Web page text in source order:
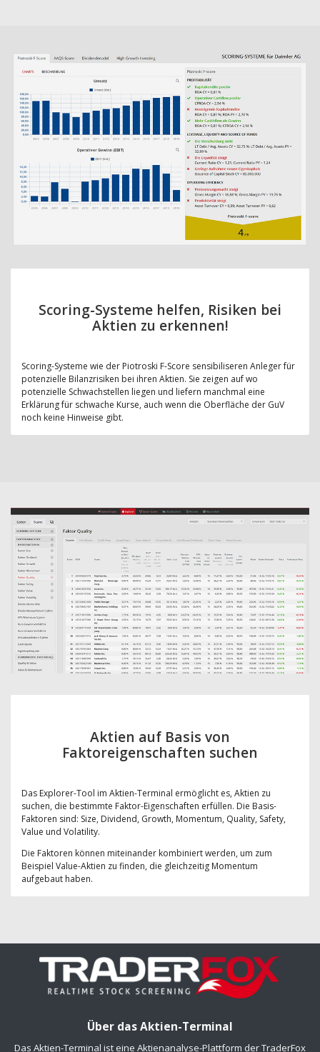
Scoring-Systeme helfen, Risiken bei
Aktien zu erkennen!
Scoring-Systeme wie der Piotroski F-Score sensibiliseren Anleger für
potenzielle Bilanzrisiken bei ihren Aktien. Sie zeigen auf wo
potenzielle Schwachstellen liegen und liefern manchmal eine
Erklärung für schwache Kurse, auch wenn die Oberfläche der GuV
noch keine Hinweise gibt.
Aktien auf Basis von
Faktoreigenschaften suchen
Das Explorer-Tool im Aktien-Terminal ermöglicht es, Aktien zu
suchen, die bestimmte Faktor-Eigenschaften erfüllen. Die Basis-
Faktoren sind: Size, Dividend, Growth, Momentum, Quality, Safety,
Value und Volatility.
Die Faktoren können miteinander kombiniert werden, um zum
Beispiel Value-Aktien zu finden, die gleichzeitig Momentum
aufgebaut haben.
Über das Aktien-Terminal
Das Aktien-Terminal ist eine Aktienanalyse-Plattform der TraderFox